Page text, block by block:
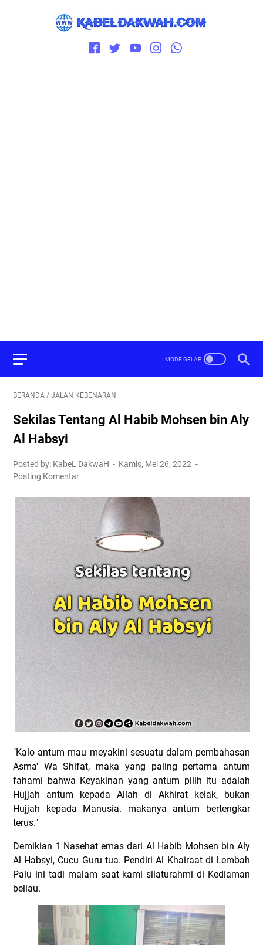
BERANDA / JALAN KEBENARAN
Sekilas Tentang Al Habib Mohsen bin Aly
Al Habsyi
Posted by: KabeL DakwaH
Kamis, Mei 26, 2022
Posting Komentar
"Kalo antum mau meyakini sesuatu dalam pembahasan
Asma' Wa Shifat, maka yang paling pertama antum
fahami bahwa Keyakinan yang antum pilih itu adalah
Hujjah antum kepada Allah di Akhirat kelak, bukan
Hujjah kepada Manusia. makanya antum bertengkar
terus."
Demikian 1 Nasehat emas dari Al Habib Mohsen bin Aly
Al Habsyi, Cucu Guru tua. Pendiri Al Khairaat di Lembah
Palu ini tadi malam saat kami silaturahmi di Kediaman
beliau.